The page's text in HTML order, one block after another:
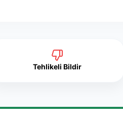
Tehlikeli Bildir